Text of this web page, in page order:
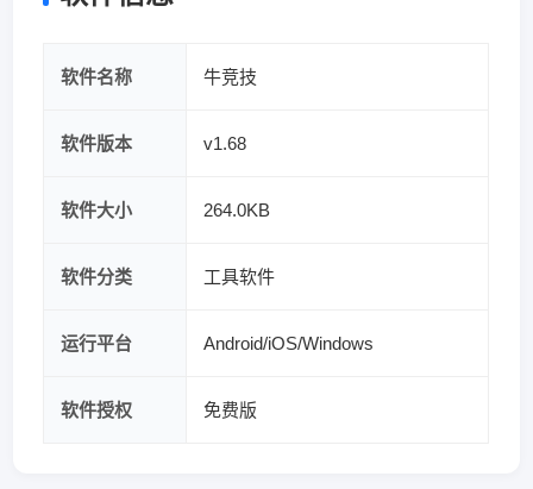
软件名称 牛竞技
软件版本 v1.68
软件大小 264.0KB
软件分类 工具软件
运行平台 Android/iOS/Windows
软件授权 免费版